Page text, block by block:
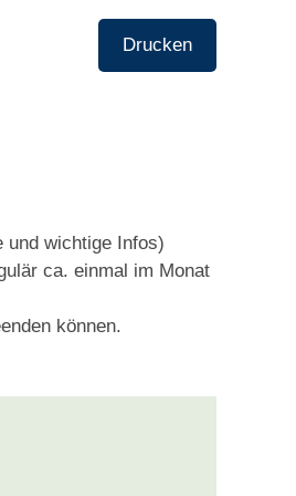
Drucken
und wichtige Infos)
ca. einmal im Monat
können.